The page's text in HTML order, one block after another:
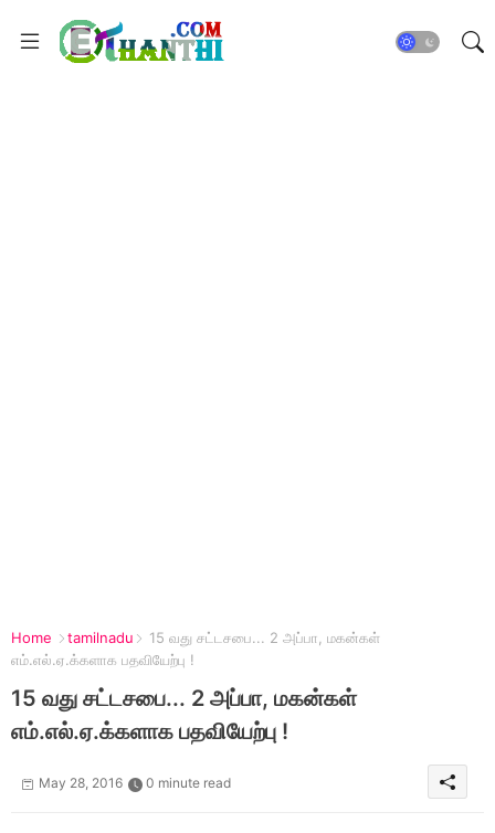
Home tamilnadu
15 வது சட்டசபை... 2 அப்பா, மகன்கள்
எம்.எல்.ஏ.க்களாக பதவியேற்பு !
15 வது சட்டசபை... 2 அப்பா, மகன்கள்
எம்.எல்.ஏ.க்களாக பதவியேற்பு !
May 28, 2016 0 minute read